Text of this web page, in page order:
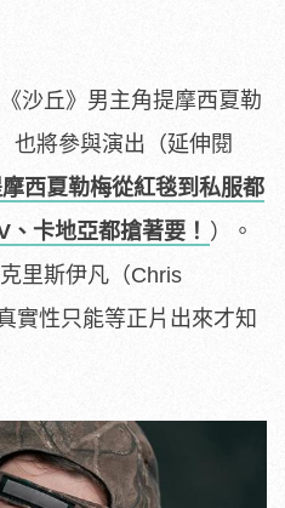
沙丘》男主角提摩西夏勒
也將參與演出（延伸閱
摩西夏勒梅從紅毯到私服都
卡地亞都搶著要！ ）。
里斯伊凡（Chris
實性只能等正片出來才知